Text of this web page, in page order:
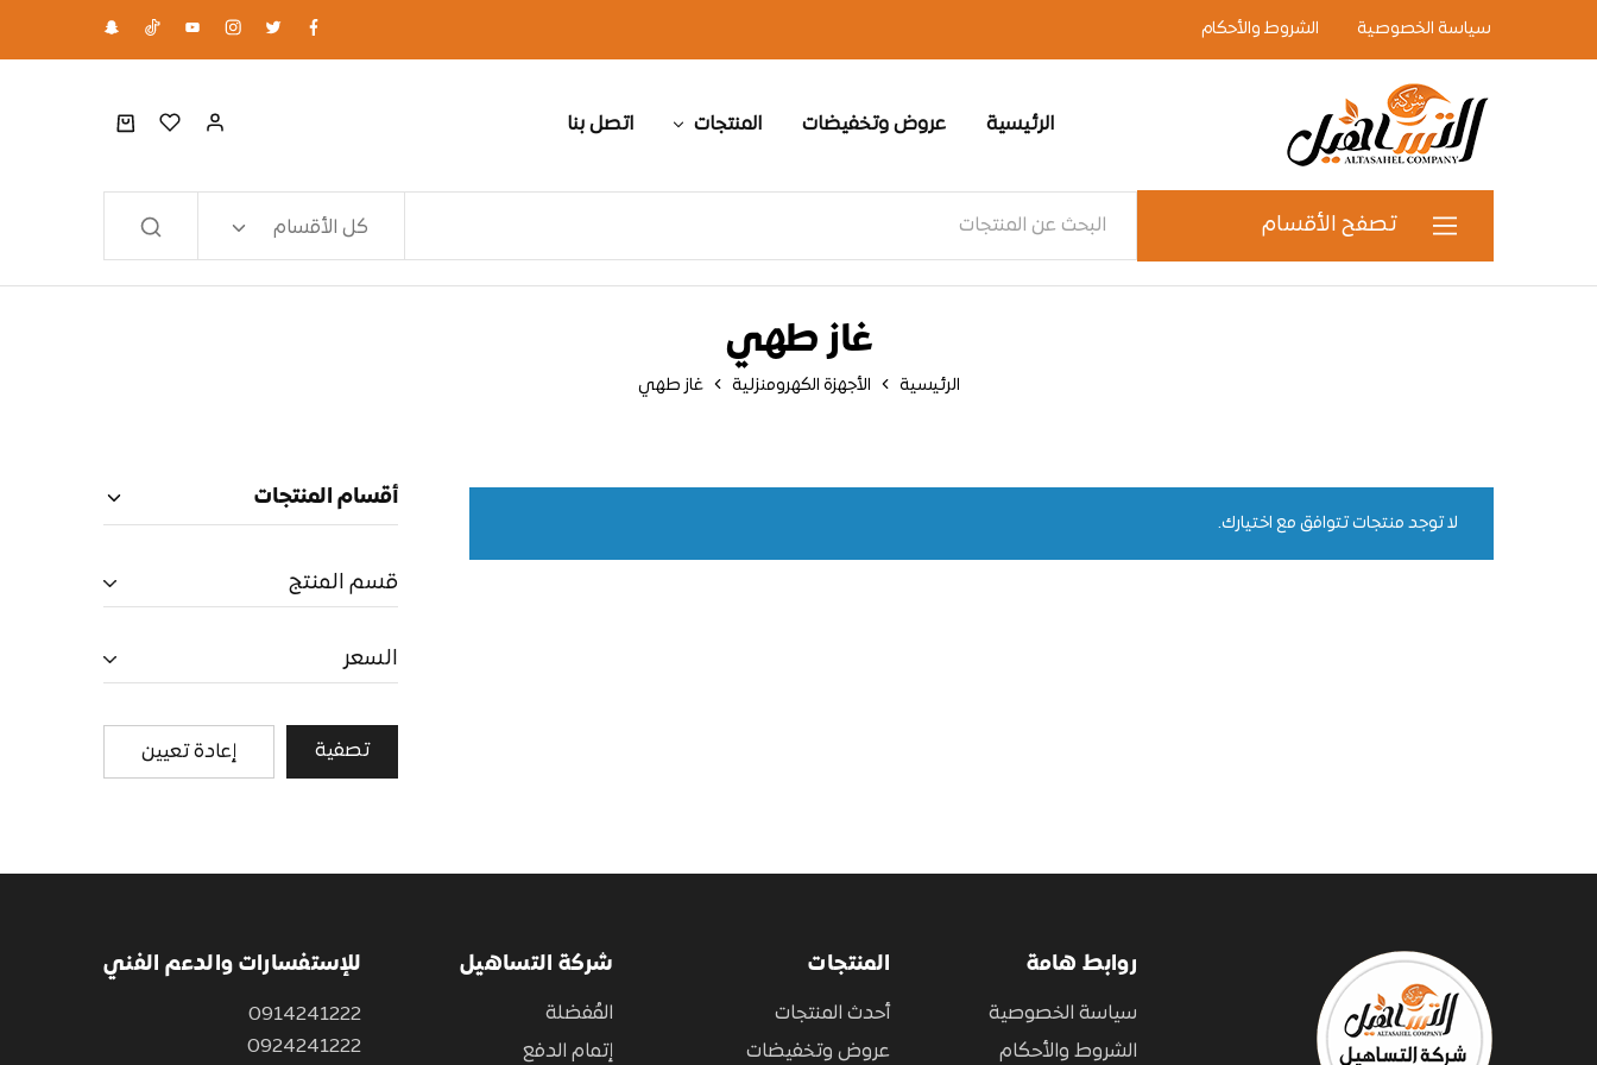
سياسة الخصوصية الشروط والأحكام
شركة
التساهيل
لإستيراد
الأجهزة
والإلكترونية
الرئيسية عروض وتخفيضات المنتجات اتصل بنا
تصفح الأقسام كل الأقسام
الرئيسية الأجهزة الكهرومنزلية غاز طهي
غاز طهي
لا توجد منتجات تتوافق مع اختيارك.
أقسام المنتجات
قسم المنتج
السعر
تصفية إعادة تعيين
روابط هامة
سياسة الخصوصية
الشروط والأحكام
المنتجات
أحدث المنتجات
عروض وتخفيضات
شركة التساهيل
المُفضلة
إتمام الدفع
للإستفسارات والدعم الفني
0914241222
0924241222